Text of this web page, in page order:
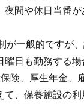
夜間や休日当番が
が一般的ですが
日も勤務する場
険、厚生年金、
て、保養施設の